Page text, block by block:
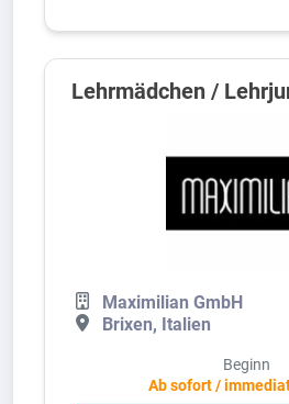
Lehrmädchen /
Maximilian GmbH
Brixen, Italien
Beginn
Ab sofort /